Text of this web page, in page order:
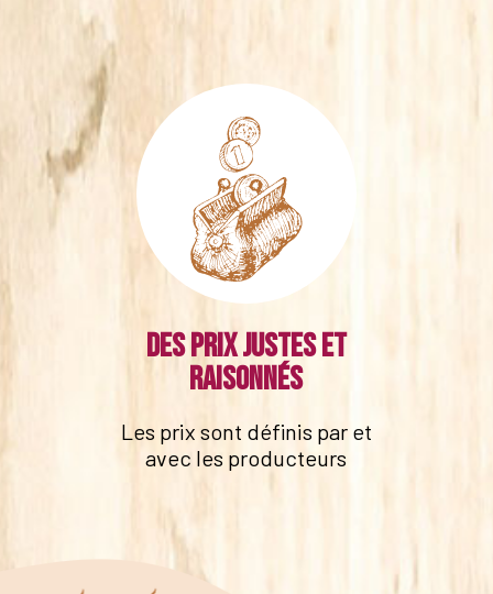
Des prix justes et
raisonnés
Les prix sont définis par et
avec les producteurs